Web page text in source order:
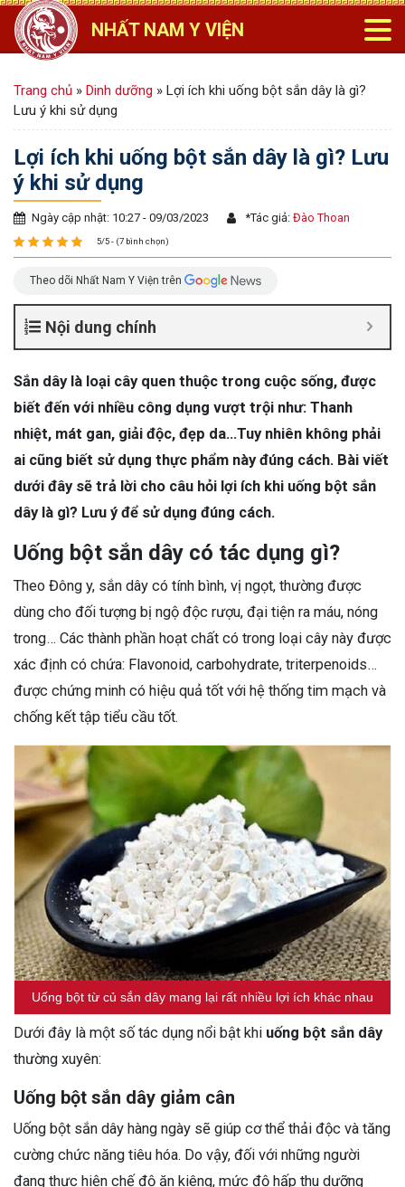
NHẤT NAM Y VIỆN
Trang chủ » Dinh dưỡng » Lợi ích khi uống bột sắn dây là gì?
Lưu ý khi sử dụng
Lợi ích khi uống bột sắn dây là gì? Lưu
ý khi sử dụng
Ngày cập nhật: 10:27 - 09/03/2023 *Tác giả: Đào Thoan
5/5 - (7 bình chọn)
Theo dõi Nhất Nam Y Viện trên
Nội dung chính
Sắn dây là loại cây quen thuộc trong cuộc sống, được
biết đến với nhiều công dụng vượt trội như: Thanh
nhiệt, mát gan, giải độc, đẹp da…Tuy nhiên không phải
ai cũng biết sử dụng thực phẩm này đúng cách. Bài viết
dưới đây sẽ trả lời cho câu hỏi lợi ích khi uống bột sắn
dây là gì? Lưu ý để sử dụng đúng cách.
Uống bột sắn dây có tác dụng gì?
Theo Đông y, sắn dây có tính bình, vị ngọt, thường được
dùng cho đối tượng bị ngộ độc rượu, đại tiện ra máu, nóng
trong… Các thành phần hoạt chất có trong loại cây này được
xác định có chứa: Flavonoid, carbohydrate, triterpenoids…
được chứng minh có hiệu quả tốt với hệ thống tim mạch và
chống kết tập tiểu cầu tốt.
Uống bột từ củ sắn dây mang lại rất nhiều lợi ích khác nhau
Dưới đây là một số tác dụng nổi bật khi uống bột sắn dây
thường xuyên:
Uống bột sắn dây giảm cân
Uống bột sắn dây hàng ngày sẽ giúp cơ thể thải độc và tăng
cường chức năng tiêu hóa. Do vậy, đối với những người
đang thực hiện chế độ ăn kiêng, mức độ hấp thu dưỡng